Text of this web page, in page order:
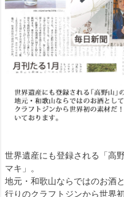
世界遺産にも登録される「高
マキ」。
地元・和歌山ならではのお酒
行りのクラフトジンから世界